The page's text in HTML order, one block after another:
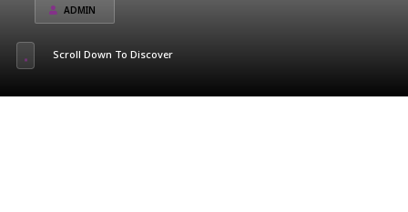
ADMIN
Scroll Down To Discover